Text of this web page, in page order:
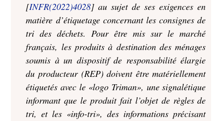
[INFR(2022)4028] au sujet de ses exigences en
matière d’étiquetage concernant les consignes de
tri des déchets. Pour être mis sur le marché
français, les produits à destination des ménages
soumis à un dispositif de responsabilité élargie
du producteur (REP) doivent être matériellement
étiquetés avec le «logo Triman», une signalétique
informant que le produit fait l’objet de règles de
tri, et les «info-tri», des informations précisant